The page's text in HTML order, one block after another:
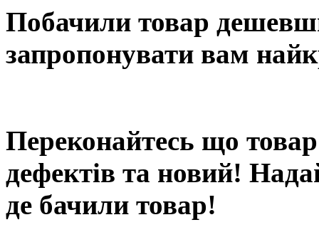
Побачили товар
запропонувати вам
Переконайтесь що товар
дефектів та новий!
де бачили товар!